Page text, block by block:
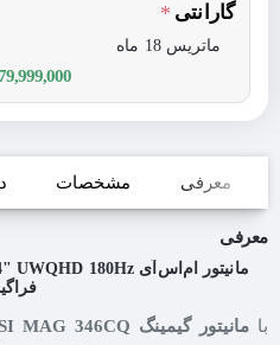
گارانتی
ماتریس 18 ماه
79,999,000
معرفی مشخصات
معرفی
با مانیتور گیمینگ MSI MAG 346CQ